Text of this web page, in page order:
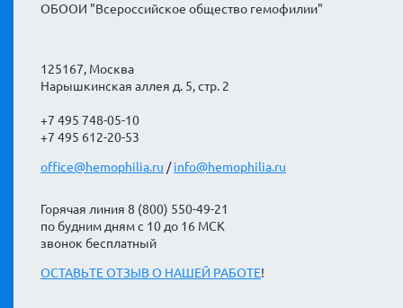
ОБООИ "Всероссийское общество гемофилии"
125167, Москва
Нарышкинская аллея д. 5, стр. 2
+7 495 748-05-10
+7 495 612-20-53
office@hemophilia.ru /info@hemophilia.ru
Горячая линия 8 (800) 550-49-21
по будним дням с 10 до 16 МСК
звонок бесплатный
ОСТАВЬТЕ ОТЗЫВ О НАШЕЙ РАБОТЕ!